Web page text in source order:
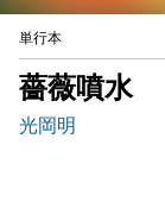
単行本
薔薇噴水
光岡明